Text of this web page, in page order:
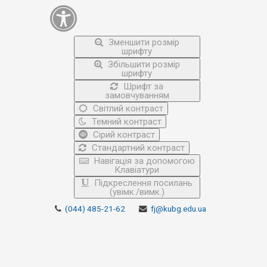
Зменшити розмір
шрифту
Збільшити розмір
шрифту
Шрифт за
замовчуванням
Світлий контраст
Темний контраст
Сірий контраст
Стандартний контраст
Навігація за допомогою
Клавіатури
Підкреслення посилань
(увімк./вимк.)
(044) 485-21-62 fj@kubg.edu.ua